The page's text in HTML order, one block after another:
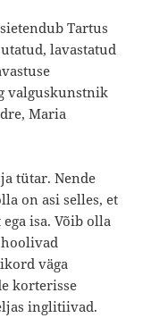
Tartus
lavastatud
valguskunstnik
Maria
tütar. Nende
on asi selles, et
isa. Võib olla
hoolivad
väga
korterisse
inglitiivad.